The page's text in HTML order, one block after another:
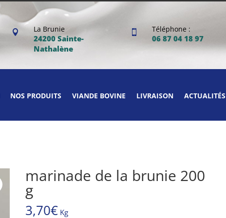
 La Brunie
24200 Sainte-
Nathalène
 Téléphone :
06 87 04 18 97
NOS PRODUITS VIANDE BOVINE LIVRAISON ACTUALITÉS
marinade de la brunie 200
g
3,70€ Kg